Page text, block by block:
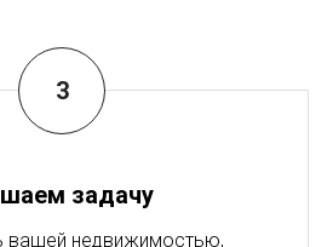
задачу
вашей недвижимостью,